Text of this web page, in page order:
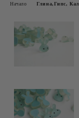
Начало Глина,Гипс,